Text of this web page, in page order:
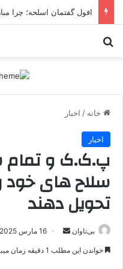
خانه / اخبار
اخبار
پ.ک.ک و تمام
سلاح های خود
تحویل دهند
بی‌تاوان
ر
16 مارس 2025
خواندن این مطلب 1 دقیقه زمان میبرد